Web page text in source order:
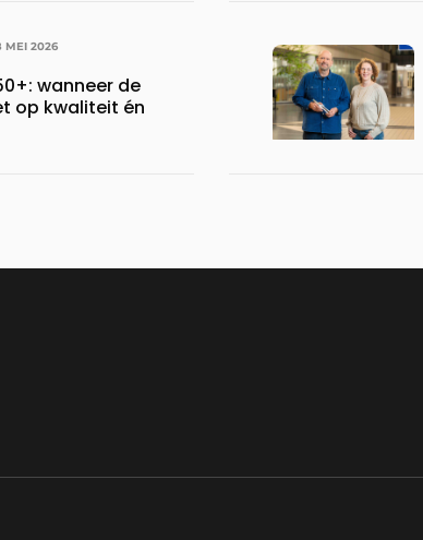
MEI 2026
wanneer de
op kwaliteit én